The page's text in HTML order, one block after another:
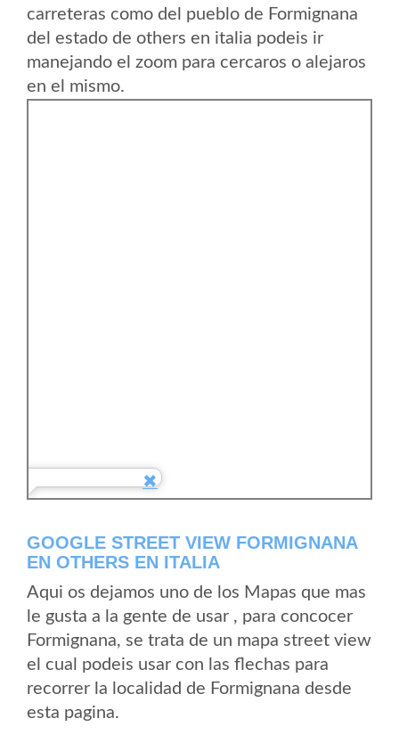
carreteras como del pueblo de Formignana
del estado de others en italia podeis ir
manejando el zoom para cercaros o alejaros
en el mismo.
GOOGLE STREET VIEW FORMIGNANA
EN OTHERS EN ITALIA
Aqui os dejamos uno de los Mapas que mas
le gusta a la gente de usar , para concocer
Formignana, se trata de un mapa street view
el cual podeis usar con las flechas para
recorrer la localidad de Formignana desde
esta pagina.